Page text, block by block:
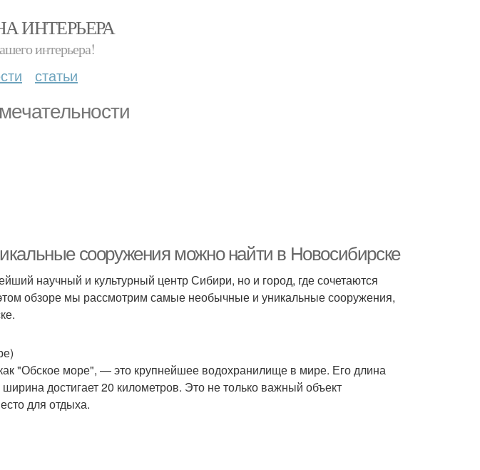
ИНТЕРЬЕРА
интерьера!
статьи
сооружения можно найти в Новосибирске
научный и культурный центр Сибири, но и город, где сочетаются
обзоре мы рассмотрим самые необычные и уникальные сооружения,
"Обское море", — это крупнейшее водохранилище в мире. Его длина
достигает 20 километров. Это не только важный объект
для отдыха.